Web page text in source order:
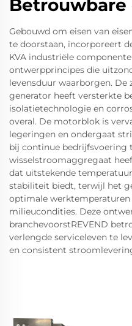
Betrouwbare
Gebouwd om eisen van
te doorstaan, incorporeert
KVA industriële
ontwerpprincipes die
levensduur waarborgen. De
generator heeft versterkte
isolatietechnologie en
overal. De motorblok is
legeringen en ondergaat
bij continue bedrijfsvoering
wisselstroomaggregaat
dat uitstekende
stabiliteit biedt, terwijl het
optimale
milieucondities. Deze
branchevoorstREVEND
verlengde serviceleven te
en consistent